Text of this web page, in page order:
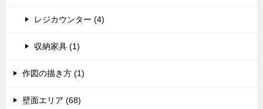
レジカウンター (4)
収納家具 (1)
作図の描き方 (1)
壁面エリア (68)